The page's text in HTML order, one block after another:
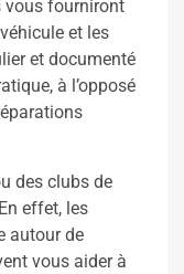
vous fourniront
et les
et documenté
à l’opposé
des clubs de
effet, les
autour de
vous aider à